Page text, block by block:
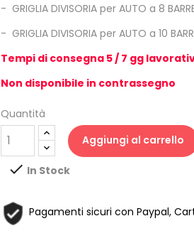
- GRIGLIA DIVISORIA per AUTO a 8
- GRIGLIA DIVISORIA per AUTO a 10
Tempi di consegna 5 / 7 gg
Non disponibile in contrassegno
Quantità
Aggiungi al carrello
 In Stock
Pagamenti sicuri con Paypal,